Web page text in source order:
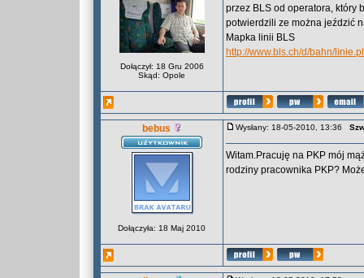
Dołączył: 18 Gru 2006
Skąd: Opole
przez BLS od operatora, który
potwierdzili ze można jeździć
Mapka linii BLS
http://www.bls.ch/d/bahn/
bebus
Dołączyła: 18 Maj 2010
Wysłany: 18-05-2010, 13:36
Witam.Pracuję na PKP mój
rodziny pracownika PKP?